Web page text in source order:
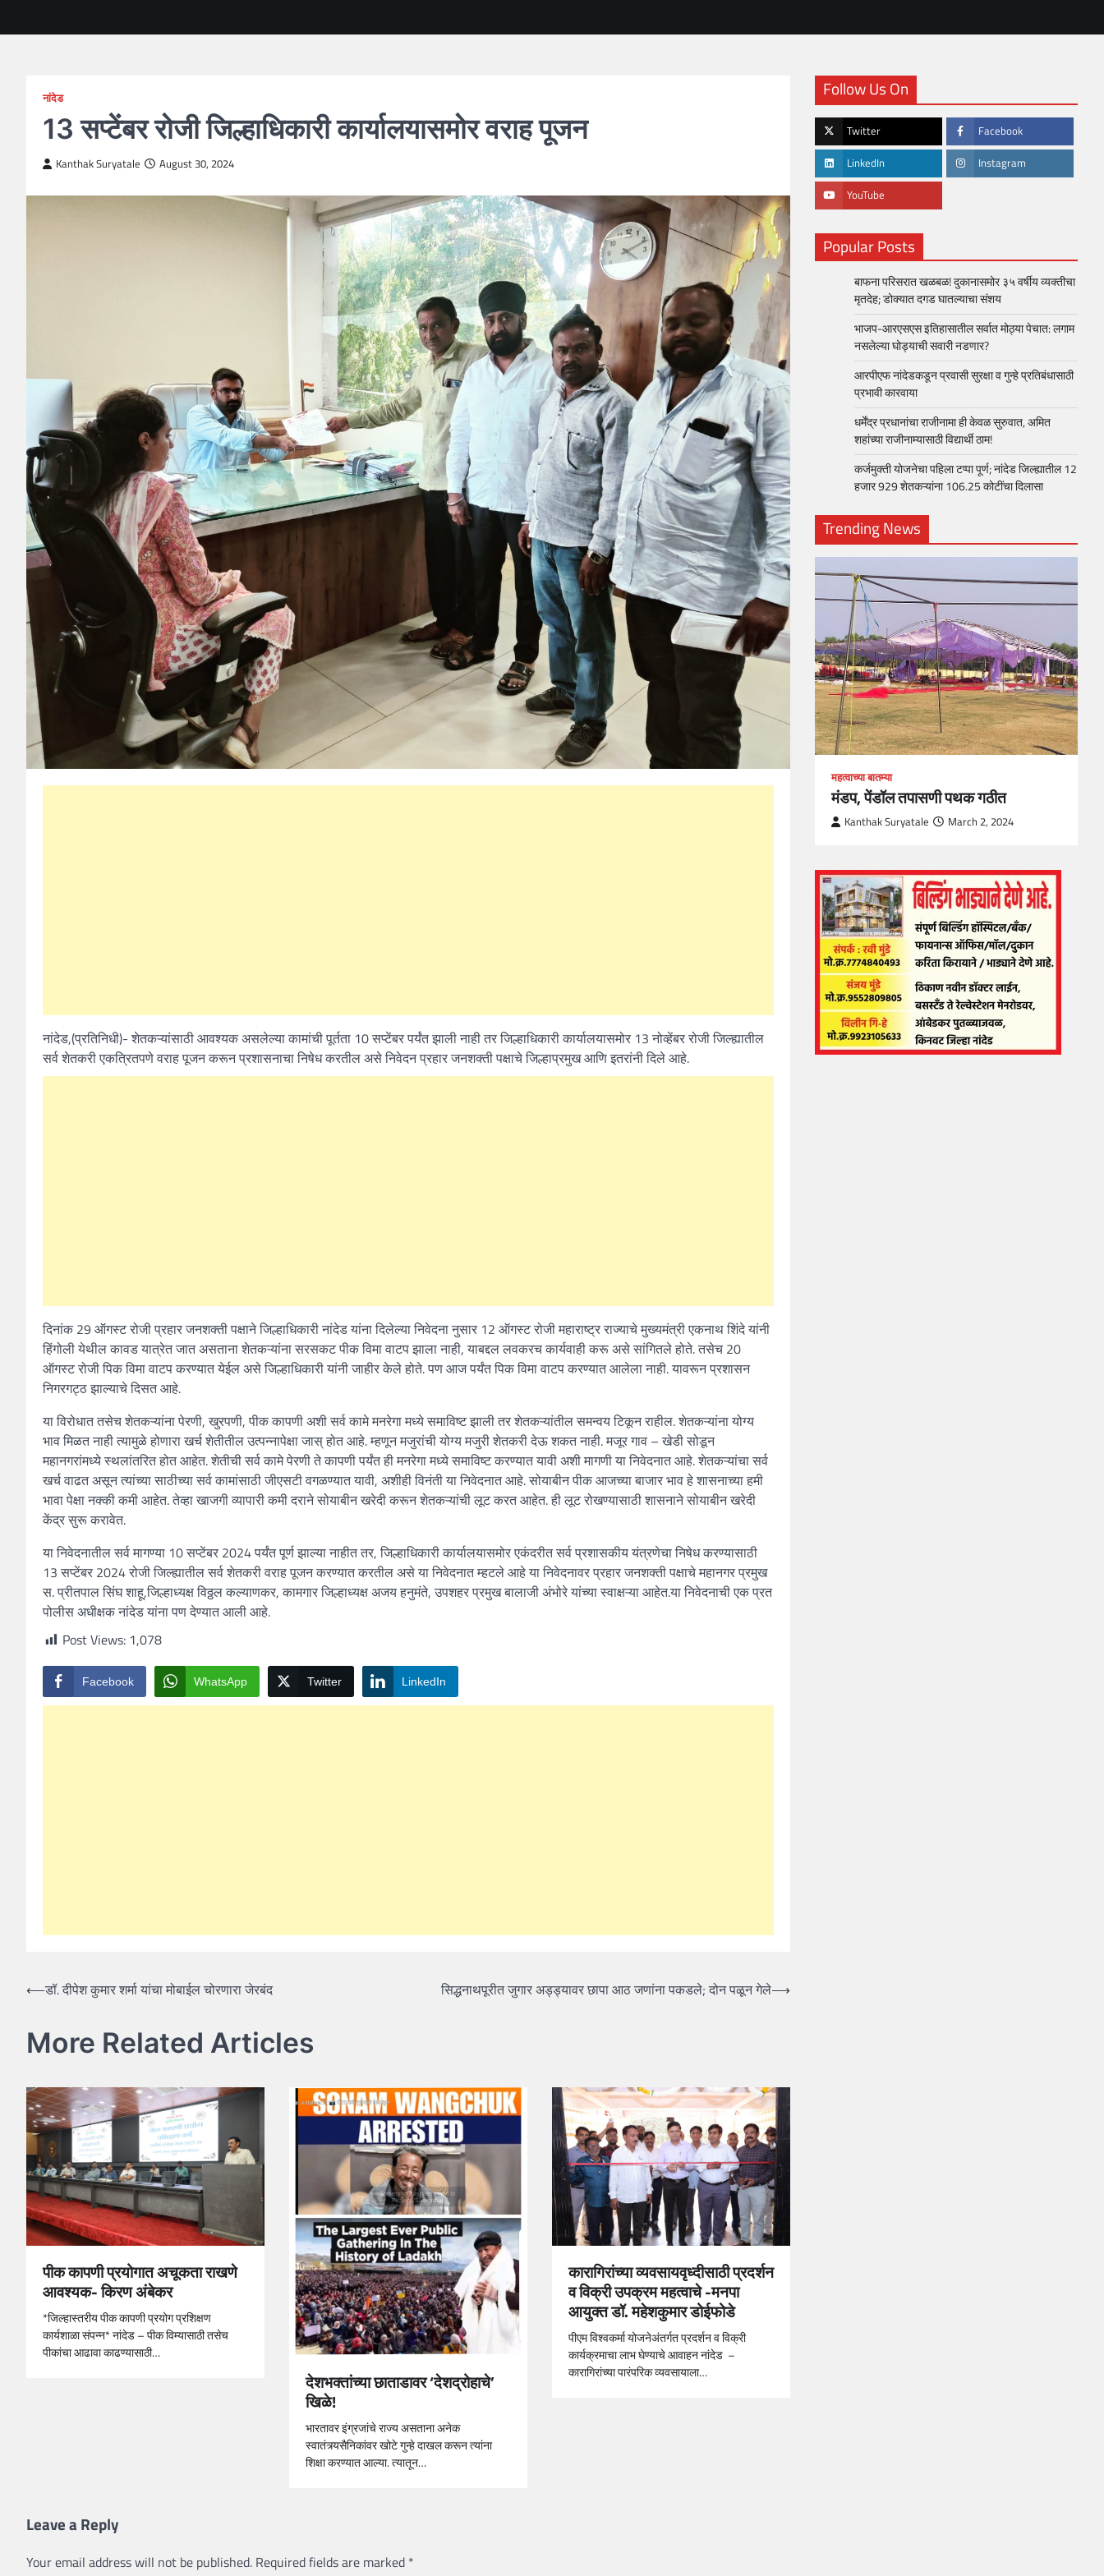
नांदेड
13 सप्टेंबर रोजी जिल्हाधिकारी कार्यालयासमोर वराह पूजन
Kanthak Suryatale August 30, 2024
नांदेड,(प्रतिनिधी)- शेतकऱ्यांसाठी आवश्यक असलेल्या कामांची पूर्तता 10 सप्टेंबर पर्यंत झाली नाही तर जिल्हाधिकारी कार्यालयासमोर 13 नोव्हेंबर रोजी जिल्ह्यातील
सर्व शेतकरी एकत्रितपणे वराह पूजन करून प्रशासनाचा निषेध करतील असे निवेदन प्रहार जनशक्ती पक्षाचे जिल्हाप्रमुख आणि इतरांनी दिले आहे.
दिनांक 29 ऑगस्ट रोजी प्रहार जनशक्ती पक्षाने जिल्हाधिकारी नांदेड यांना दिलेल्या निवेदना नुसार 12 ऑगस्ट रोजी महाराष्ट्र राज्याचे मुख्यमंत्री एकनाथ शिंदे यांनी
हिंगोली येथील कावड यात्रेत जात असताना शेतकऱ्यांना सरसकट पीक विमा वाटप झाला नाही, याबद्दल लवकरच कार्यवाही करू असे सांगितले होते. तसेच 20
ऑगस्ट रोजी पिक विमा वाटप करण्यात येईल असे जिल्हाधिकारी यांनी जाहीर केले होते. पण आज पर्यंत पिक विमा वाटप करण्यात आलेला नाही. यावरून प्रशासन
निगरगट्ठ झाल्याचे दिसत आहे.
या विरोधात तसेच शेतकऱ्यांना पेरणी, खुरपणी, पीक कापणी अशी सर्व कामे मनरेगा मध्ये समाविष्ट झाली तर शेतकऱ्यांतील समन्वय टिकून राहील. शेतकऱ्यांना योग्य
भाव मिळत नाही त्यामुळे होणारा खर्च शेतीतील उत्पन्नापेक्षा जास् होत आहे. म्हणून मजुरांची योग्य मजुरी शेतकरी देऊ शकत नाही. मजूर गाव – खेडी सोडून
महानगरांमध्ये स्थलांतरित होत आहेत. शेतीची सर्व कामे पेरणी ते कापणी पर्यंत ही मनरेगा मध्ये समाविष्ट करण्यात यावी अशी मागणी या निवेदनात आहे. शेतकऱ्यांचा सर्व
खर्च वाढत असून त्यांच्या साठीच्या सर्व कामांसाठी जीएसटी वगळण्यात यावी, अशीही विनंती या निवेदनात आहे. सोयाबीन पीक आजच्या बाजार भाव हे शासनाच्या हमी
भावा पेक्षा नक्की कमी आहेत. तेव्हा खाजगी व्यापारी कमी दराने सोयाबीन खरेदी करून शेतकऱ्यांची लूट करत आहेत. ही लूट रोखण्यासाठी शासनाने सोयाबीन खरेदी
केंद्र सुरू करावेत.
या निवेदनातील सर्व मागण्या 10 सप्टेंबर 2024 पर्यंत पूर्ण झाल्या नाहीत तर, जिल्हाधिकारी कार्यालयासमोर एकंदरीत सर्व प्रशासकीय यंत्रणेचा निषेध करण्यासाठी
13 सप्टेंबर 2024 रोजी जिल्ह्यातील सर्व शेतकरी वराह पूजन करण्यात करतील असे या निवेदनात म्हटले आहे या निवेदनावर प्रहार जनशक्ती पक्षाचे महानगर प्रमुख
स. प्रीतपाल सिंघ शाहू,जिल्हाध्यक्ष विठ्ठल कल्याणकर, कामगार जिल्हाध्यक्ष अजय हनुमंते, उपशहर प्रमुख बालाजी अंभोरे यांच्या स्वाक्षऱ्या आहेत.या निवेदनाची एक प्रत
पोलीस अधीक्षक नांदेड यांना पण देण्यात आली आहे.
Post Views: 1,078
Facebook WhatsApp Twitter LinkedIn
Post
⟵डॉ. दीपेश कुमार शर्मा यांचा मोबाईल चोरणारा जेरबंद सिद्धनाथपूरीत जुगार अड्ड्यावर छापा आठ जणांना पकडले; दोन पळून गेले⟶
More Related Articles
पीक कापणी प्रयोगात अचूकता राखणे
आवश्‍यक- किरण अंबेकर
*जिल्‍हास्‍तरीय पीक कापणी प्रयोग प्रशिक्षण
कार्यशाळा संपन्न* नांदेड – पीक विम्‍यासाठी तसेच
पीकांचा आढावा काढण्‍यासाठी…
देशभक्तांच्या छाताडावर ‘देशद्रोहाचे’
खिळे!
भारतावर इंग्रजांचे राज्य असताना अनेक
स्वातंत्र्यसैनिकांवर खोटे गुन्हे दाखल करून त्यांना
शिक्षा करण्यात आल्या. त्यातून…
कारागिरांच्या व्यवसायवृध्दीसाठी प्रदर्शन
व विक्री उपक्रम महत्वाचे -मनपा
आयुक्त डॉ. महेशकुमार डोईफोडे
पीएम विश्वकर्मा योजनेअंतर्गत प्रदर्शन व विक्री
कार्यक्रमाचा लाभ घेण्याचे आवाहन नांदेड –
कारागिरांच्या पारंपरिक व्यवसायाला…
Leave a Reply
Your email address will not be published. Required fields are marked *
Follow Us On
Twitter Facebook
LinkedIn Instagram
YouTube
Popular Posts
बाफना परिसरात खळबळ! दुकानासमोर ३५ वर्षीय व्यक्तीचा
मृतदेह; डोक्यात दगड घातल्याचा संशय
भाजप-आरएसएस इतिहासातील सर्वात मोठ्या पेचात: लगाम
नसलेल्या घोड्याची सवारी नडणार?
आरपीएफ नांदेडकडून प्रवासी सुरक्षा व गुन्हे प्रतिबंधासाठी
प्रभावी कारवाया
धर्मेंद्र प्रधानांचा राजीनामा ही केवळ सुरुवात, अमित
शहांच्या राजीनाम्यासाठी विद्यार्थी ठाम!
कर्जमुक्ती योजनेचा पहिला टप्पा पूर्ण; नांदेड जिल्ह्यातील 12
हजार 929 शेतकऱ्यांना 106.25 कोटींचा दिलासा
Trending News
महत्वाच्या बातम्या
What Is a Front-End Developer?
How to Become One, Salary, Skills
Kanthak Suryatale April 30, 2021
महत्वाच्या बातम्या
मंडप, पेंडॉल तपासणी पथक गठीत
Kanthak Suryatale March 2, 2024